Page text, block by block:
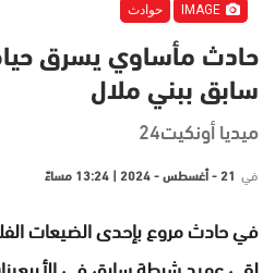
حوادث
حادث مأساوي يسرق
سابق ببني ملال
ميديا أونكيت24
في 21 - أغسطس - 2024 | 13:24 مساءً
في حادث مروع بإحدى الضيعات